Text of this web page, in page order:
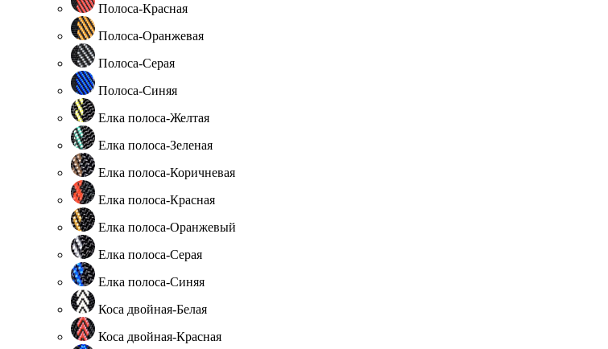
Полоса-Красная
Полоса-Оранжевая
Полоса-Серая
Полоса-Синяя
Елка полоса-Желтая
Елка полоса-Зеленая
Елка полоса-Коричневая
Елка полоса-Красная
Елка полоса-Оранжевый
Елка полоса-Серая
Елка полоса-Синяя
Коса двойная-Белая
Коса двойная-Красная